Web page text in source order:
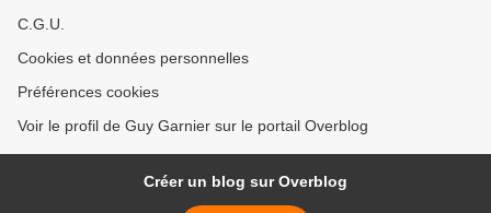
C.G.U.
Cookies et données personnelles
Préférences cookies
Voir le profil de Guy Garnier sur le portail Overblog
Créer un blog sur Overblog